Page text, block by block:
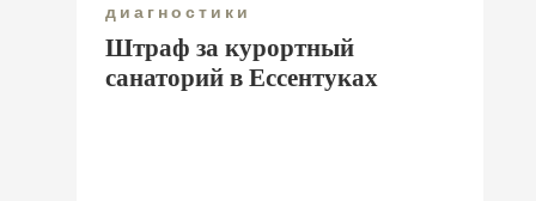
диагностики
Штраф за курортный
санаторий в Ессентуках